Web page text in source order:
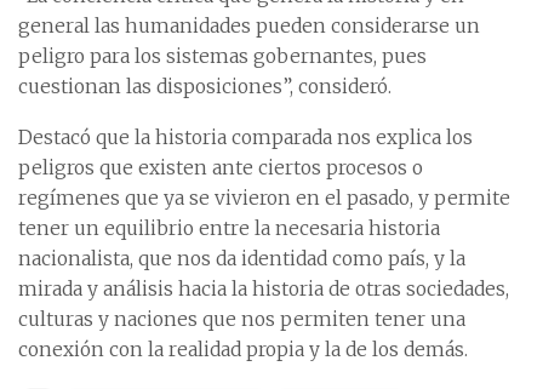
general las humanidades pueden considerarse un
peligro para los sistemas gobernantes, pues
cuestionan las disposiciones”, consideró.
Destacó que la historia comparada nos explica los
peligros que existen ante ciertos procesos o
regímenes que ya se vivieron en el pasado, y permite
tener un equilibrio entre la necesaria historia
nacionalista, que nos da identidad como país, y la
mirada y análisis hacia la historia de otras sociedades,
culturas y naciones que nos permiten tener una
conexión con la realidad propia y la de los demás.